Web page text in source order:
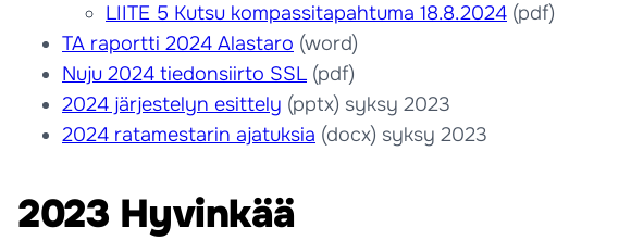
LIITE 5 Kutsu kompassitapahtuma 18.8.2024 (pdf)
TA raportti 2024 Alastaro (word)
Nuju 2024 tiedonsiirto SSL (pdf)
2024 järjestelyn esittely (pptx) syksy 2023
2024 ratamestarin ajatuksia (docx) syksy 2023
2023 Hyvinkää